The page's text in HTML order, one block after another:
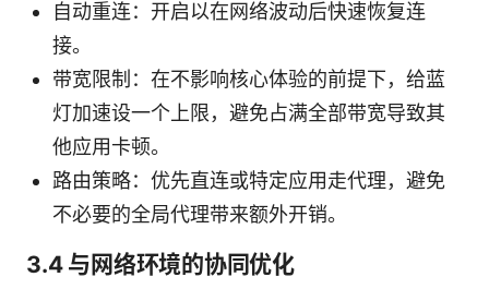
自动重连：开启以在网络波动后快速恢复连
接。
带宽限制：在不影响核心体验的前提下，给蓝
灯加速设一个上限，避免占满全部带宽导致其
他应用卡顿。
路由策略：优先直连或特定应用走代理，避免
不必要的全局代理带来额外开销。
3.4 与网络环境的协同优化